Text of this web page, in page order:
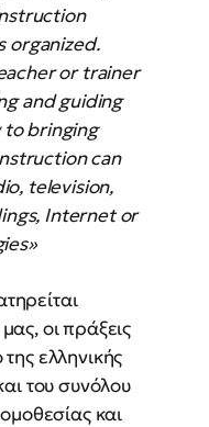
organized.
or trainer
and guiding
to bringing
can
television,
Internet or
οι πράξεις
ελληνικής
του συνόλου
και